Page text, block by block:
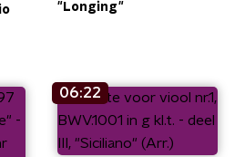
"Longing"
06:22